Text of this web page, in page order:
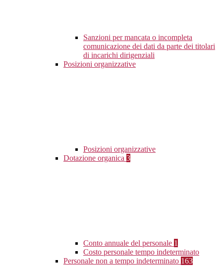
Sanzioni per mancata o incompleta
comunicazione dei dati da parte dei titolari
di incarichi dirigenziali
Posizioni organizzative
Posizioni organizzative
Dotazione organica 3
Conto annuale del personale 1
Costo personale tempo indeterminato
Personale non a tempo indeterminato 163